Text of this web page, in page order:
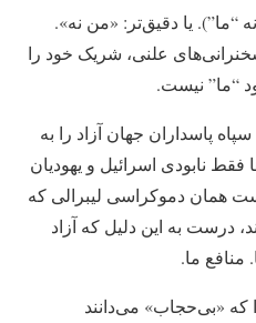
“ما”). یا دقیق‌تر: «من نه».
علنی، شریک خود را
“ما” نیست.
پاسداران جهان آزاد را به
نابودی اسرائیل و یهودیان
همان دموکراسی لیبرالی که
درست به این دلیل که آزاد
ما.
که «بی‌حجاب» می‌دانند